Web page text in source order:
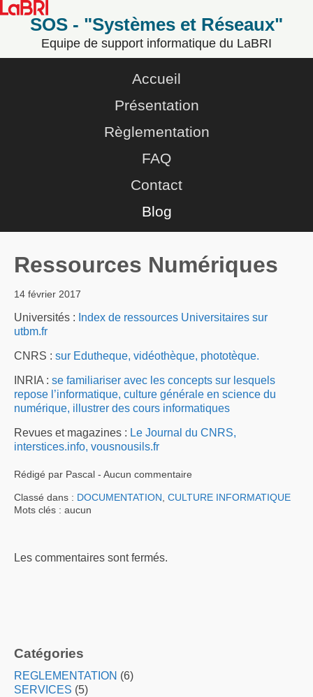
SOS - "Systèmes et Réseaux"
Equipe de support informatique du LaBRI
Accueil
Présentation
Règlementation
FAQ
Contact
Blog
Ressources Numériques
14 février 2017
Universités : Index de ressources Universitaires sur
utbm.fr
CNRS : sur Edutheque, vidéothèque, phototèque.
INRIA : se familiariser avec les concepts sur lesquels
repose l’informatique, culture générale en science du
numérique, illustrer des cours informatiques
Revues et magazines : Le Journal du CNRS,
interstices.info, vousnousils.fr
Rédigé par Pascal - Aucun commentaire
Classé dans : DOCUMENTATION CULTURE INFORMATIQUE
Mots clés : aucun
Les commentaires sont fermés.
Catégories
REGLEMENTATION (6)
SERVICES (5)